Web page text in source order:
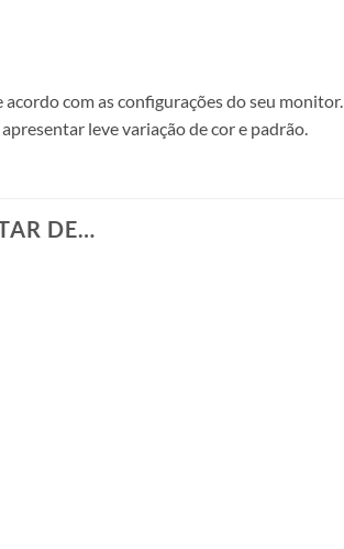
com as configurações do seu monitor.
leve variação de cor e padrão.
DE…